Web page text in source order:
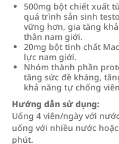
500mg bột chiết xuất
quá trình sản sinh
vững hơn, gia tăng
thân nam giới.
20mg bột tinh chất
lực nam giới.
Nhóm thành phần
tăng sức đề kháng,
khả năng tự chống
Hướng dẫn sử dụng:
Uống 4 viên/ngày với
uống với nhiều nước
phút.